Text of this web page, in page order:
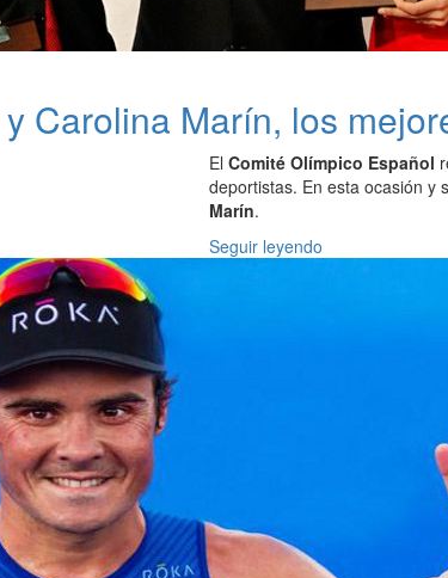
Carolina Marín, los
El Comité Olímpico Español
deportistas. En esta ocasión y
Marín.
Seguir leyendo